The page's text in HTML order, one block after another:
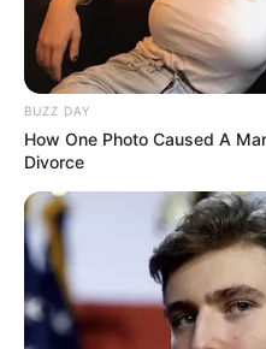
BUZZ DAY
How One Photo Caused A
Divorce